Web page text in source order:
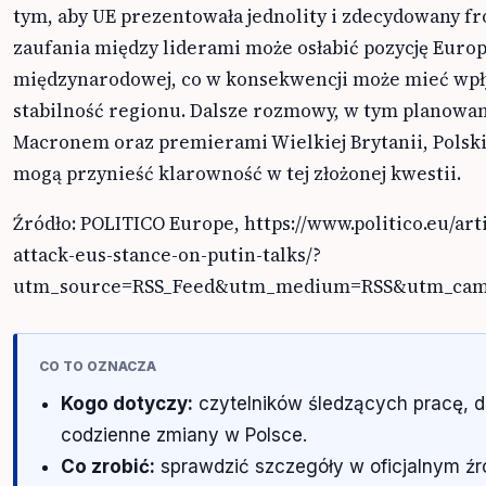
tym, aby UE prezentowała jednolity i zdecydowany
zaufania między liderami może osłabić pozycję
międzynarodowej, co w konsekwencji może mieć
stabilność regionu. Dalsze rozmowy, w tym
Macronem oraz premierami Wielkiej Brytanii,
mogą przynieść klarowność w tej złożonej kwestii.
Źródło: POLITICO Europe, https://www.politico.eu/
attack-eus-stance-on-putin-talks/?
CO TO OZNACZA
Kogo dotyczy: czytelników śledzących pracę,
codzienne zmiany w Polsce.
Co zrobić: sprawdzić szczegóły w oficjalnym